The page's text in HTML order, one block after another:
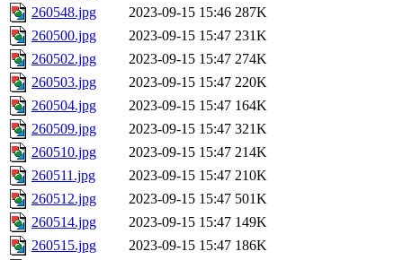
260548.jpg
2023-09-15 15:46 287K
260500.jpg
2023-09-15 15:47 231K
260502.jpg
2023-09-15 15:47 274K
260503.jpg
2023-09-15 15:47 220K
260504.jpg
2023-09-15 15:47 164K
260509.jpg
2023-09-15 15:47 321K
260510.jpg
2023-09-15 15:47 214K
260511.jpg
2023-09-15 15:47 210K
260512.jpg
2023-09-15 15:47 501K
260514.jpg
2023-09-15 15:47 149K
260515.jpg
2023-09-15 15:47 186K